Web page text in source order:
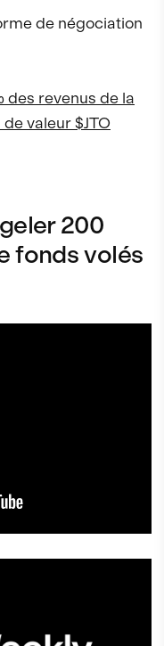
de négociation
des revenus de la
valeur $JTO
200
fonds volés